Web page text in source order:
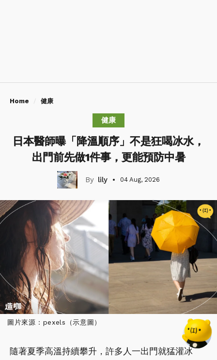
Home 健康
健康
日本醫師曝「降溫順序」不是狂喝冰水，
出門前先做1件事，更能預防中暑
lily 04 Aug, 2026
圖片來源：pexels（示意圖）
隨著夏季高溫持續攀升，許多人一出門就猛灌冰